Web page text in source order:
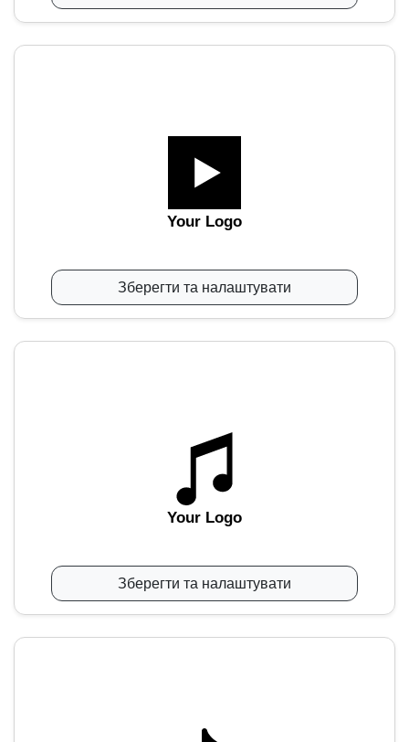
Your Logo
Зберегти та налаштувати
Your Logo
Зберегти та налаштувати